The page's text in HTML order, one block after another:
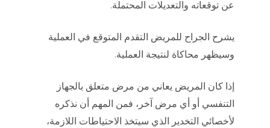
عن توقعاته والتعديلات المحتملة.
يشرح الجراح للمريض التقدم المتوقع في العملية
وسيظهر محاكاة لنتيجة العملية.
إذا كان المريض يعاني من مرض متعلق بالجهاز
التنفسي أو أي مرض آخر، فمن المهم أن نذكره
لأخصائي التخدير الذي سيتخذ الاحتياطات اللازمة،